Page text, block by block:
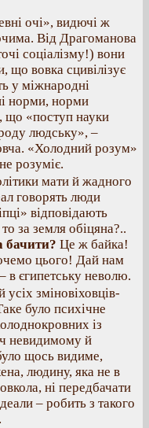
очі», видючі ж
Від Драгоманова
соціалізму!) вони
що вовка сцивілізує
у міжнародні
норми, норми
що «поступ науки
людську», –
«Холодний розум»
розуміє.
мати й жадного
говорять люди
відповідають
за земля обіцяна?..
бачити? Це ж байка!
цього! Дай нам
в єгипетську неволю.
зміновіховців-
було психічне
із
невидимому й
щось видиме,
людину, яка не в
ні передбачати
– робить з такого